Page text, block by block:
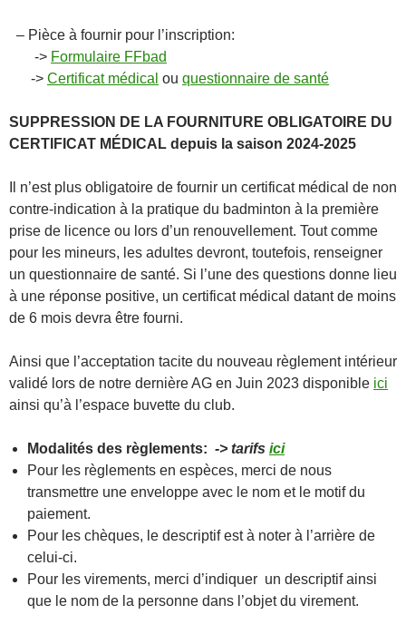
– Pièce à fournir pour l’inscription:
-> Formulaire FFbad
-> Certificat médical ou questionnaire de santé
SUPPRESSION DE LA FOURNITURE OBLIGATOIRE DU
CERTIFICAT MÉDICAL depuis la saison 2024-2025
Il n’est plus obligatoire de fournir un certificat médical de non
contre-indication à la pratique du badminton à la première
prise de licence ou lors d’un renouvellement. Tout comme
pour les mineurs, les adultes devront, toutefois, renseigner
un questionnaire de santé. Si l’une des questions donne lieu
à une réponse positive, un certificat médical datant de moins
de 6 mois devra être fourni.
Ainsi que l’acceptation tacite du nouveau règlement intérieur
validé lors de notre dernière AG en Juin 2023 disponible ici
ainsi qu’à l’espace buvette du club.
Modalités des règlements: -> tarifs ici
Pour les règlements en espèces, merci de nous
transmettre une enveloppe avec le nom et le motif du
paiement.
Pour les chèques, le descriptif est à noter à l’arrière de
celui-ci.
Pour les virements, merci d’indiquer un descriptif ainsi
que le nom de la personne dans l’objet du virement.